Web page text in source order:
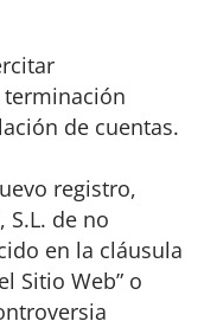
de cuentas.
registro,
S.L. de no
en la cláusula
Sitio Web” o